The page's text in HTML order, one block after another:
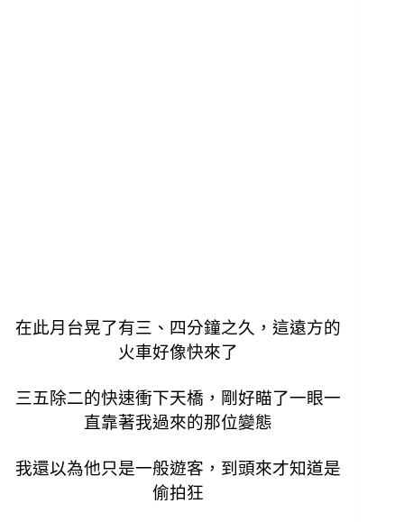
在此月台晃了有三、四分鐘之久，這遠方的
火車好像快來了
三五除二的快速衝下天橋， 剛好瞄了一眼一
直靠著我過來的那位變態
我還以為他只是一般遊客，到頭來才知道是
偷拍狂